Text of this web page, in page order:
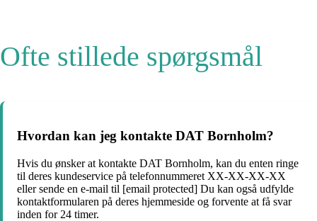
Ofte stillede spørgsmål
Hvordan kan jeg kontakte DAT Bornholm?
Hvis du ønsker at kontakte DAT Bornholm, kan du enten ringe
til deres kundeservice på telefonnummeret XX-XX-XX-XX
eller sende en e-mail til [email protected] Du kan også udfylde
kontaktformularen på deres hjemmeside og forvente at få svar
inden for 24 timer.